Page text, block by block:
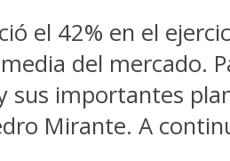
el 42% en el
del mercado.
importantes
Mirante. A